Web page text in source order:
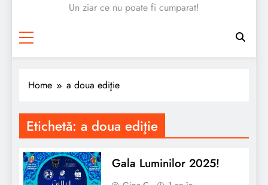
Un ziar ce nu poate fi cumparat!
Home a doua ediţie
Etichetă: a doua ediţie
Gala Luminilor 2025!